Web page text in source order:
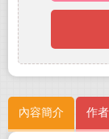
內容簡介 作